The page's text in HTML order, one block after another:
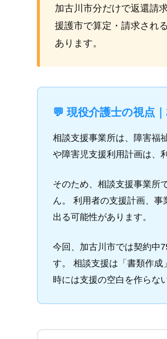
加古川市分だけで返還請
援護市で算定・請求され
あります。
💬 現役介護士の視点
相談支援事業所は、障害福
や障害児支援利用計画は、
そのため、相談支援事業所
ん。 利用者の支援計画、
出る可能性があります。
今回、加古川市では契約中
す。 相談支援は「書類作
時には支援の空白を作らな